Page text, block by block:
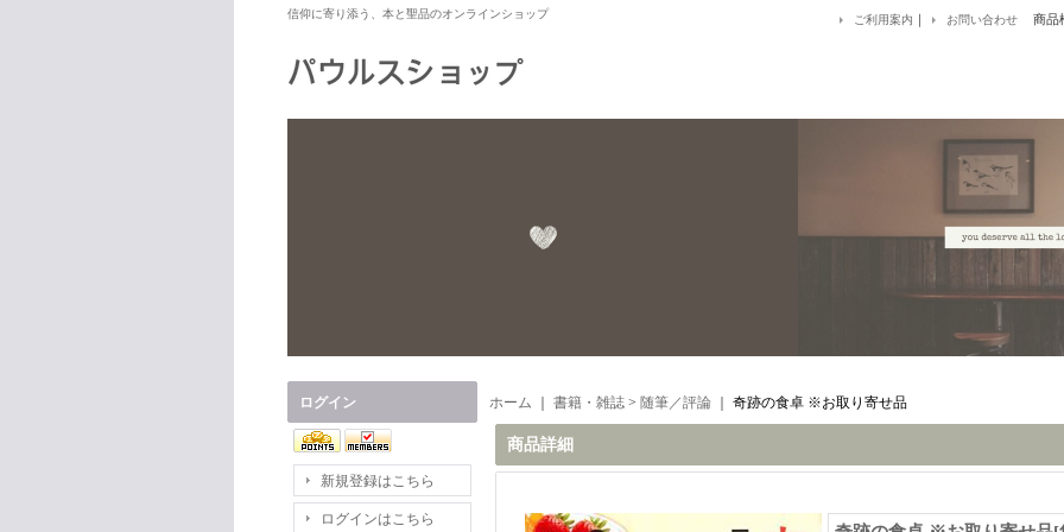
信仰に寄り添う、本と聖品のオンラインショップ ご利用案内 ｜ お問い合わせ 商品
ログイン
新規登録はこちら
ログインはこちら
ホーム 書籍・雑誌 > 随筆／評論 奇跡の食卓 ※お取り寄せ品
商品詳細